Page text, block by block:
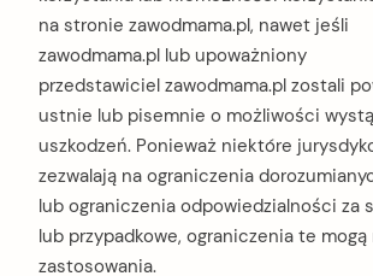
na stronie zawodmama.pl, nawet jeśli
zawodmama.pl lub upoważniony
przedstawiciel zawodmama.pl zostali
ustnie lub pisemnie o możliwości
uszkodzeń. Ponieważ niektóre
zezwalają na ograniczenia
lub ograniczenia odpowiedzialności za
lub przypadkowe, ograniczenia te
zastosowania.